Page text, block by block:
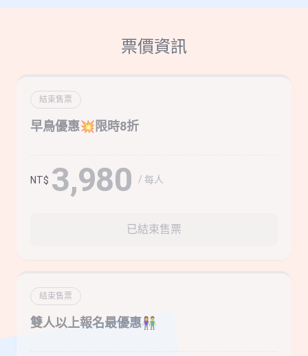
票價資訊
結束售票
早鳥優惠💥限時8折
NT$ 3,980 / 每人
已結束售票
結束售票
雙人以上報名最優惠👫